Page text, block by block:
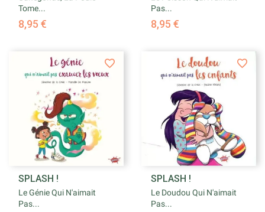
Tome...
8,95 €
Pas...
8,95 €
SPLASH !
Le Génie Qui N'aimait
Pas...
SPLASH !
Le Doudou Qui N'aimait
Pas...